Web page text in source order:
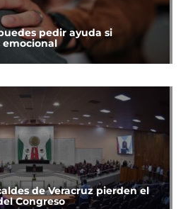
pedir ayuda si
emocional
de Veracruz pierden el
Congreso